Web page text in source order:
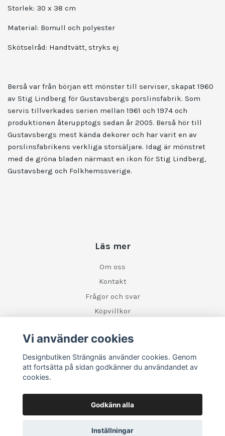
Storlek: 30 x 38 cm
Material: Bomull och polyester
Skötselråd: Handtvätt, stryks ej
Berså var från början ett mönster till serviser, skapat 1960
av Stig Lindberg för Gustavsbergs porslinsfabrik. Som
servis tillverkades serien mellan 1961 och 1974 och
produktionen återupptogs sedan år 2005. Berså hör till
Gustavsbergs mest kända dekorer och har varit en av
porslinsfabrikens verkliga storsäljare. Idag är mönstret
med de gröna bladen närmast en ikon för Stig Lindberg,
Gustavsberg och Folkhemssverige.
Läs mer
Om oss
Kontakt
Frågor och svar
Köpvillkor
Sociala medier
Vi använder cookies
Designbutiken Strängnäs använder cookies. Genom
att fortsätta på sidan godkänner du användandet av
cookies.
Godkänn alla
Inställningar